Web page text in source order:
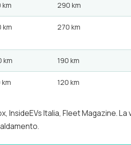
km 290 km
km 270 km
km 190 km
km 120 km
Italia, Fleet Magazine. La